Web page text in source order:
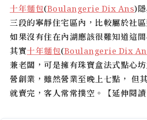
十年麵包(Boulangerie Dix Ans)
三段的寧靜住宅區內，比較屬於社區
如果沒有住在內湖應該很難知道這
其實十年麵包(Boulangerie Dix
兼老闆，可是擁有珠寶盒法式點心
營創業，雖然營業至晚上七點， 但
就賣完，客人常常撲空。【延伸閱讀